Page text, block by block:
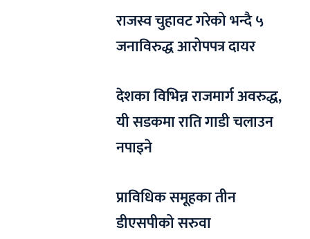
राजस्व चुहावट गरेको भन्दै ५
जनाविरुद्ध आरोपपत्र दायर
देशका विभिन्न राजमार्ग अवरुद्ध,
यी सडकमा राति गाडी चलाउन
नपाइने
प्राविधिक समूहका तीन
डीएसपीको सरुवा